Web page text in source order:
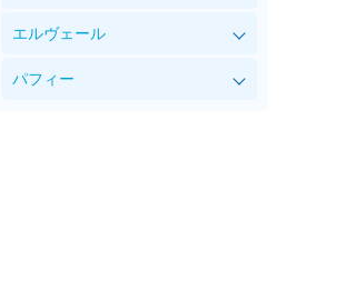
エルヴェール
パフィー